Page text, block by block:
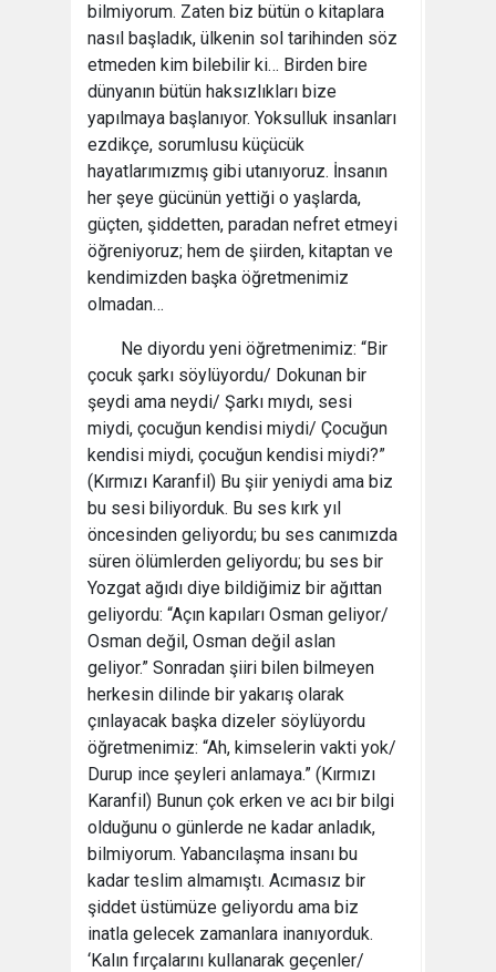
bilmiyorum. Zaten biz bütün o kitaplara
nasıl başladık, ülkenin sol tarihinden söz
etmeden kim bilebilir ki… Birden bire
dünyanın bütün haksızlıkları bize
yapılmaya başlanıyor. Yoksulluk insanları
ezdikçe, sorumlusu küçücük
hayatlarımızmış gibi utanıyoruz. İnsanın
her şeye gücünün yettiği o yaşlarda,
güçten, şiddetten, paradan nefret etmeyi
öğreniyoruz; hem de şiirden, kitaptan ve
kendimizden başka öğretmenimiz
olmadan…
Ne diyordu yeni öğretmenimiz: “Bir
çocuk şarkı söylüyordu/ Dokunan bir
şeydi ama neydi/ Şarkı mıydı, sesi
miydi, çocuğun kendisi miydi/ Çocuğun
kendisi miydi, çocuğun kendisi miydi?”
(Kırmızı Karanfil) Bu şiir yeniydi ama biz
bu sesi biliyorduk. Bu ses kırk yıl
öncesinden geliyordu; bu ses canımızda
süren ölümlerden geliyordu; bu ses bir
Yozgat ağıdı diye bildiğimiz bir ağıttan
geliyordu: “Açın kapıları Osman geliyor/
Osman değil, Osman değil aslan
geliyor.” Sonradan şiiri bilen bilmeyen
herkesin dilinde bir yakarış olarak
çınlayacak başka dizeler söylüyordu
öğretmenimiz: “Ah, kimselerin vakti yok/
Durup ince şeyleri anlamaya.” (Kırmızı
Karanfil) Bunun çok erken ve acı bir bilgi
olduğunu o günlerde ne kadar anladık,
bilmiyorum. Yabancılaşma insanı bu
kadar teslim almamıştı. Acımasız bir
şiddet üstümüze geliyordu ama biz
inatla gelecek zamanlara inanıyorduk.
‘Kalın fırçalarını kullanarak geçenler/